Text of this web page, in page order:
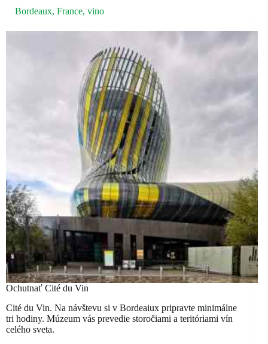
Bordeaux, France, vino
Ochutnať Cité du Vin
Cité du Vin. Na návštevu si v Bordeaiux pripravte minimálne
tri hodiny. Múzeum vás prevedie storočiami a teritóriami vín
celého sveta.